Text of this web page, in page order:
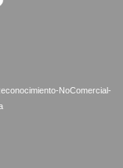
NoComercial-